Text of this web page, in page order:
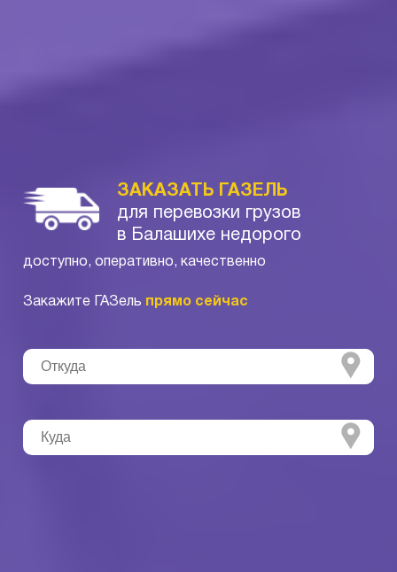
ЗАКАЗАТЬ ГАЗЕЛЬ
для перевозки грузов
в Балашихе недорого
доступно, оперативно, качественно
Закажите ГАЗель прямо сейчас